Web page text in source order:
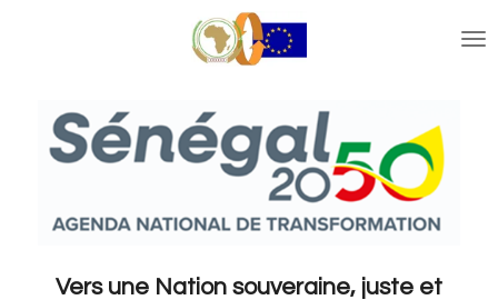
hoofdinhoud
Vers une Nation souveraine, juste et